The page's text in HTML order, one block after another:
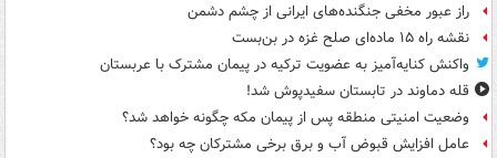
راز عبور مخفی جنگنده‌های ایرانی از چشم دشمن
نقشه راه ۱۵ ماده‌ای صلح غزه در بن‌بست
واکنش کنایه‌آمیز به عضویت ترکیه در پیمان مشترک با عربستان
قله دماوند در تابستان سفیدپوش شد!
وضعیت امنیتی منطقه پس از پیمان مکه چگونه خواهد شد؟
عامل افزایش قبوض آب و برق برخی مشترکان چه بود؟